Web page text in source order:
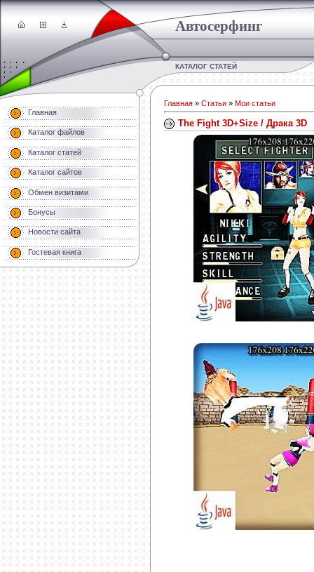
Автосерфинг
КАТАЛОГ СТАТЕЙ
Главная
Каталог файлов
Каталог статей
Каталог сайтов
Обмен визитами
Бонусы
Новости сайта
Гостевая книга
Главная » Статьи » Мои статьи
The Fight 3D+Size / Драка 3D